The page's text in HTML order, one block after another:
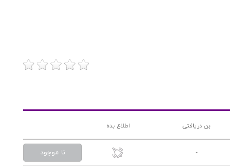
بن دریافتی اطلاع بده
- نا موجود